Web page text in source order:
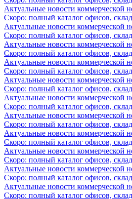
Актуальные новости коммерческой
Скоро: полный каталог офисов,
Актуальные новости коммерческой
Скоро: полный каталог офисов,
Актуальные новости коммерческой
Скоро: полный каталог офисов,
Актуальные новости коммерческой
Скоро: полный каталог офисов,
Актуальные новости коммерческой
Скоро: полный каталог офисов,
Актуальные новости коммерческой
Скоро: полный каталог офисов,
Актуальные новости коммерческой
Скоро: полный каталог офисов,
Актуальные новости коммерческой
Скоро: полный каталог офисов,
Актуальные новости коммерческой
Скоро: полный каталог офисов,
Актуальные новости коммерческой
Скоро: полный каталог офисов,
Актуальные новости коммерческой
Скоро: полный каталог офисов,